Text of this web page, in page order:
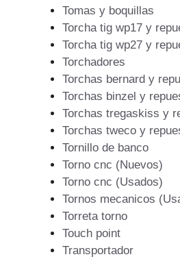
Tomas y boquillas
Torcha tig wp17 y
Torcha tig wp27 y
Torchadores
Torchas bernard y
Torchas binzel y
Torchas tregaskiss y
Torchas tweco y
Tornillo de banco
Torno cnc (Nuevos)
Torno cnc (Usados)
Tornos mecanicos
Torreta torno
Touch point
Transportador